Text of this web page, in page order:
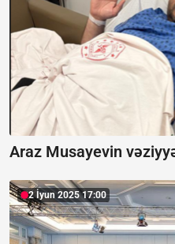
Araz Musayevin
2 İyun 2025 17:00